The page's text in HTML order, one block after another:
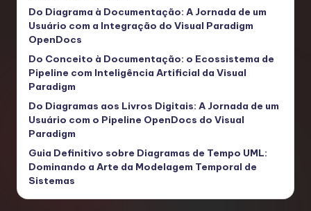
Do Diagrama à Documentação: A Jornada de um
Usuário com a Integração do Visual Paradigm
OpenDocs
Do Conceito à Documentação: o Ecossistema de
Pipeline com Inteligência Artificial da Visual
Paradigm
Do Diagramas aos Livros Digitais: A Jornada de um
Usuário com o Pipeline OpenDocs do Visual
Paradigm
Guia Definitivo sobre Diagramas de Tempo UML:
Dominando a Arte da Modelagem Temporal de
Sistemas